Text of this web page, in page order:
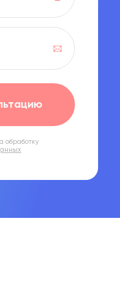
обработку